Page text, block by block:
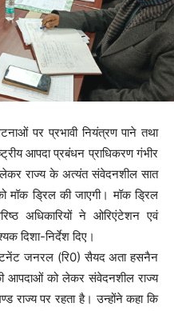
पर प्रभावी नियंत्रण पाने तथा
आपदा प्रबंधन प्राधिकरण गंभीर
लेकर राज्य के अत्यंत संवेदनशील सात
मॉक ड्रिल की जाएगी। मॉक ड्रिल
अधिकारियों ने ओरिएंटेशन एवं
दिशा-निर्देश दिए।
जनरल (रि0) सैयद अता हसनैन
आपदाओं को लेकर संवेदनशील राज्य
राज्य पर रहता है। उन्होंने कहा कि